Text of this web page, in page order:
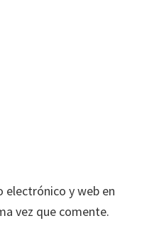
electrónico y web en
vez que comente.